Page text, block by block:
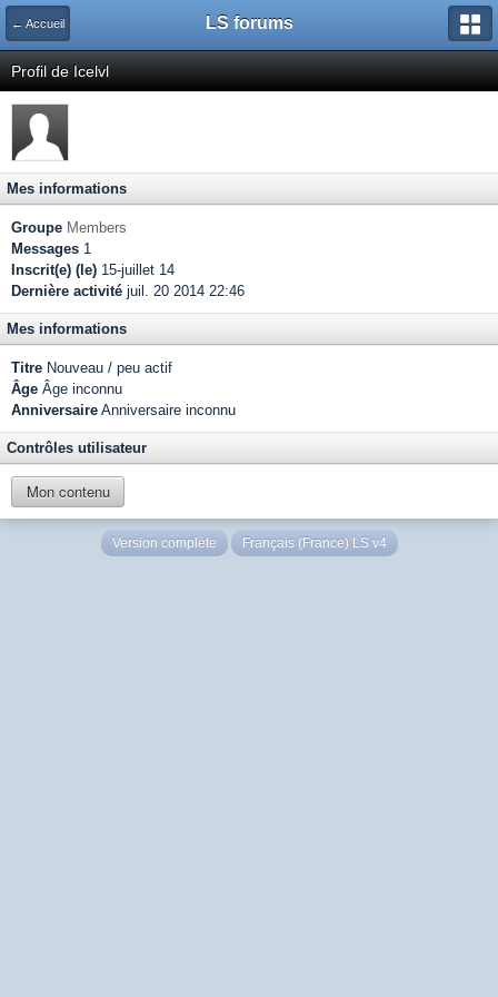
← Accueil LS forums
Profil de Icelvl
Mes informations
Groupe Members
Messages 1
Inscrit(e) (le) 15-juillet 14
Dernière activité juil. 20 2014 22:46
Mes informations
Titre Nouveau / peu actif
Âge Âge inconnu
Anniversaire Anniversaire inconnu
Contrôles utilisateur
Mon contenu
Version complète Français (France) LS v4